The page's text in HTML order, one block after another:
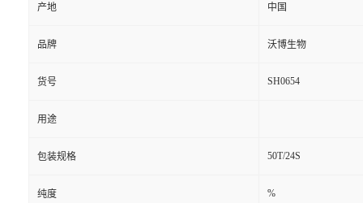
产地 中国
品牌 沃博生物
货号 SH0654
用途
包装规格 50T/24S
纯度 %